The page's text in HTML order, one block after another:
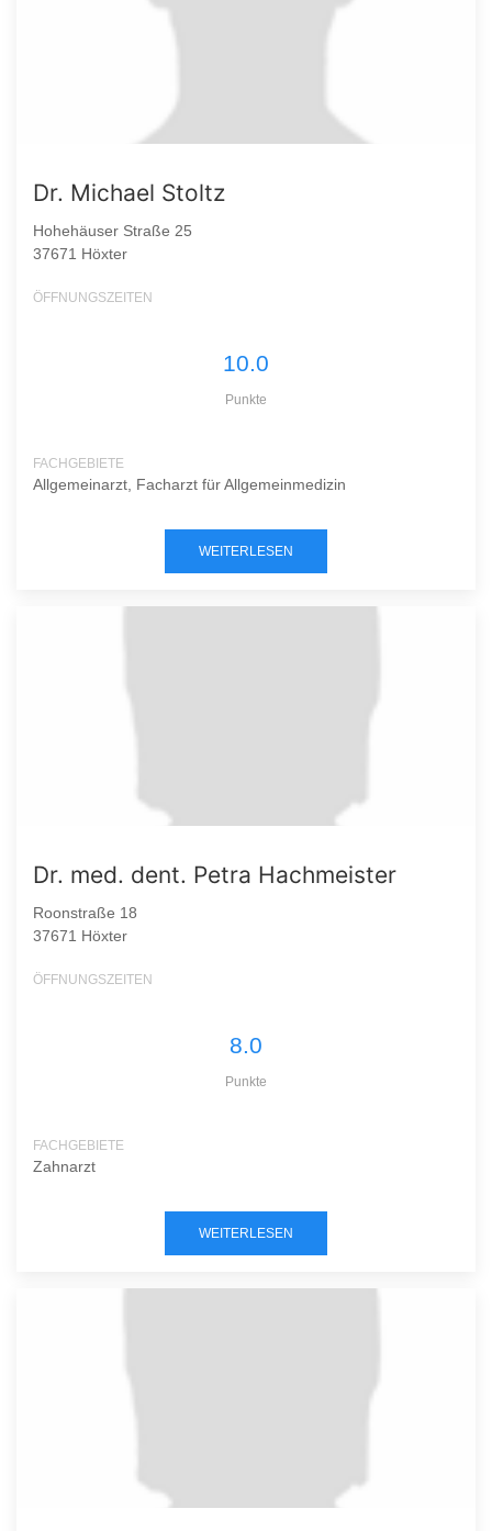
Dr. Michael Stoltz
Hohehäuser Straße 25
37671 Höxter
ÖFFNUNGSZEITEN
10.0
Punkte
FACHGEBIETE
Allgemeinarzt, Facharzt für Allgemeinmedizin
WEITERLESEN
Dr. med. dent. Petra Hachmeister
Roonstraße 18
37671 Höxter
ÖFFNUNGSZEITEN
8.0
Punkte
FACHGEBIETE
Zahnarzt
WEITERLESEN